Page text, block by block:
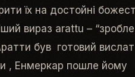
їх на достойні
вираз arattu –
був готовий
, Енмеркар пошле йому